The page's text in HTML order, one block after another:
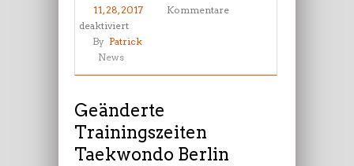
11, 28, 2017
Kommentare
deaktiviertfür
Geänderte
Taekwondo
By Patrick
News
Geänderte
Trainingszeiten
Taekwondo Berlin